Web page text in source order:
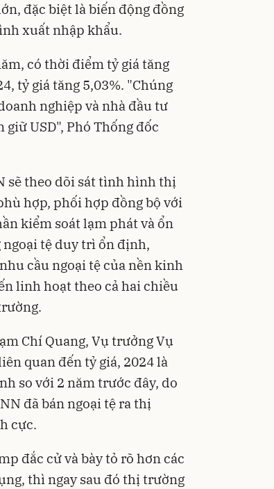
đặc biệt là biến động đồng
xuất nhập khẩu.
có thời điểm tỷ giá tăng
tỷ giá tăng 5,03%. "Chúng
nghiệp và nhà đầu tư
USD", Phó Thống đốc
sẽ theo dõi sát tình hình thị
hợp, phối hợp đồng bộ với
kiểm soát lạm phát và ổn
tệ duy trì ổn định,
cầu ngoại tệ của nền kinh
linh hoạt theo cả hai chiều
Chí Quang, Vụ trưởng Vụ
quan đến tỷ giá, 2024 là
so với 2 năm trước đây, do
đã bán ngoại tệ ra thị
cực.
đắc cử và bày tỏ rõ hơn các
thì ngay sau đó thị trường